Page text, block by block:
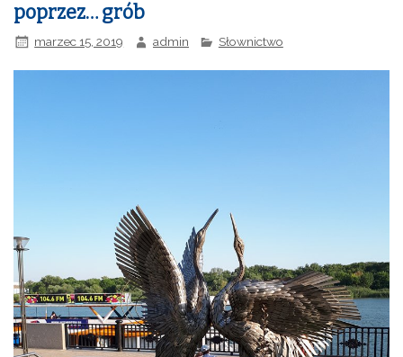
poprzez… grób
marzec 15, 2019 admin Słownictwo